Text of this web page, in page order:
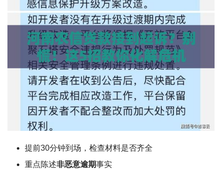
提前30分钟到场，检查材料是否齐全
重点陈述非恶意逾期事实